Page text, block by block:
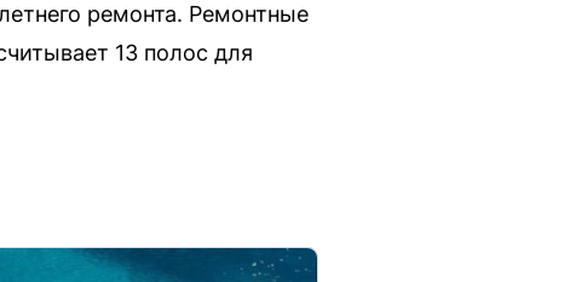
ремонта. Ремонтные
13 полос для